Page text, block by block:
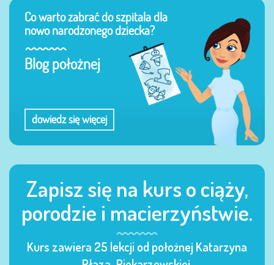
Co warto zabrać do szpitala dla
nowo narodzonego dziecka?
Blog położnej
dowiedz się więcej
Zapisz się na kurs o ciąży,
porodzie i macierzyństwie.
Kurs zawiera 25 lekcji od położnej Katarzyna